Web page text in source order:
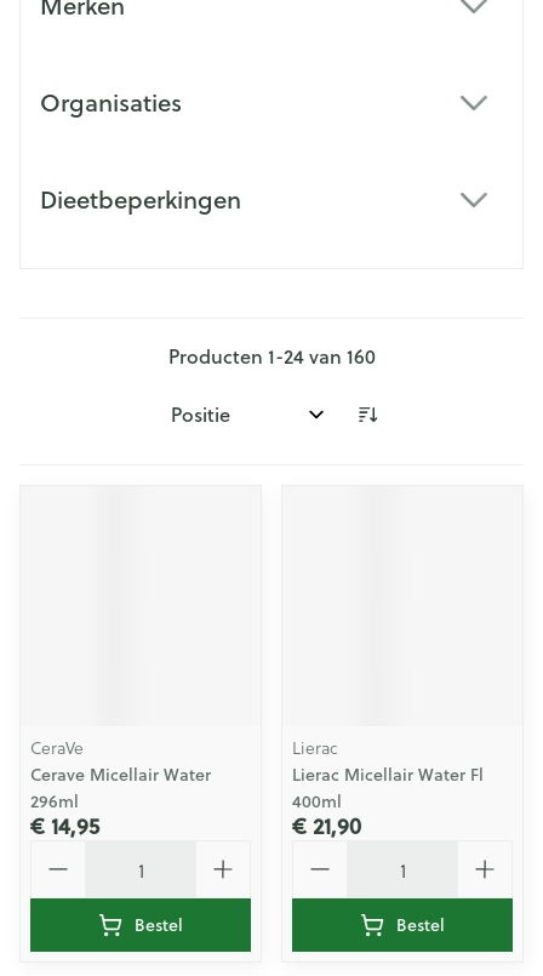
Organisaties
Dieetbeperkingen
Producten 1-24van 160
Sorteer op:
CeraVe
Cerave Micellair Water
296ml
€ 14,95
Bestel
Lierac
Lierac Micellair Water Fl
400ml
€ 21,90
Bestel